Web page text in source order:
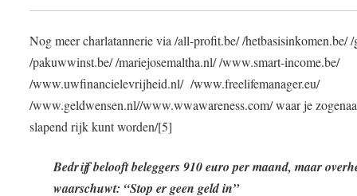
Nog meer charlatannerie via /all-profit.be/ /hetbasisinkomen.be/
/pakuwwinst.be/ /mariejosemaltha.nl/ /www.smart-income.be/
/www.uwfinancielevrijheid.nl/ /www.freelifemanager.eu/
/www.geldwensen.nl//www.wwawareness.com/ waar je
slapend rijk kunt worden/[5]
Bedrijf belooft beleggers 910 euro per maand, maar
waarschuwt: “Stop er geen geld in”